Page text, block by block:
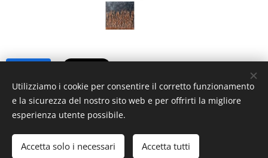
ACCESSO SOCI
Utilizziamo i cookie per consentire il corretto funzionamento
e la sicurezza del nostro sito web e per offrirti la migliore
esperienza utente possibile.
Accetta solo i necessari Accetta tutti